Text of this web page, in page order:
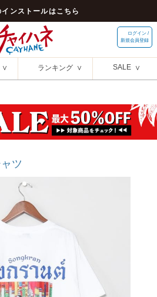
インストールはこちら
ログイン /
新規会員登録
ランキング SALE
ツ